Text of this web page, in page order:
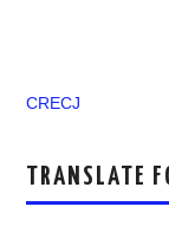
CRECJ
TRANSLATE